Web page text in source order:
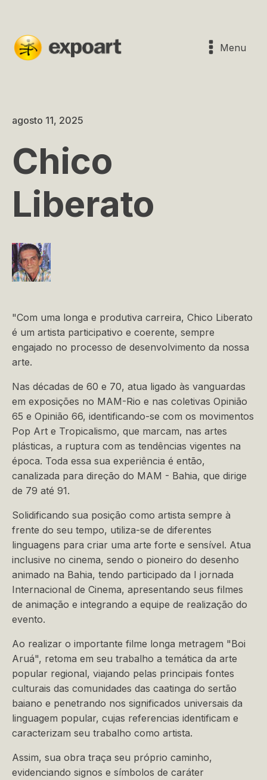
Menu
agosto 11, 2025
Chico
Liberato
"Com uma longa e produtiva carreira, Chico Liberato
é um artista participativo e coerente, sempre
engajado no processo de desenvolvimento da nossa
arte.
Nas décadas de 60 e 70, atua ligado às vanguardas
em exposições no MAM-Rio e nas coletivas Opinião
65 e Opinião 66, identificando-se com os movimentos
Pop Art e Tropicalismo, que marcam, nas artes
plásticas, a ruptura com as tendências vigentes na
época. Toda essa sua experiência é então,
canalizada para direção do MAM - Bahia, que dirige
de 79 até 91.
Solidificando sua posição como artista sempre à
frente do seu tempo, utiliza-se de diferentes
linguagens para criar uma arte forte e sensível. Atua
inclusive no cinema, sendo o pioneiro do desenho
animado na Bahia, tendo participado da I jornada
Internacional de Cinema, apresentando seus filmes
de animação e integrando a equipe de realização do
evento.
Ao realizar o importante filme longa metragem "Boi
Aruá", retoma em seu trabalho a temática da arte
popular regional, viajando pelas principais fontes
culturais das comunidades das caatinga do sertão
baiano e penetrando nos significados universais da
linguagem popular, cujas referencias identificam e
caracterizam seu trabalho como artista.
Assim, sua obra traça seu próprio caminho,
evidenciando signos e símbolos de caráter